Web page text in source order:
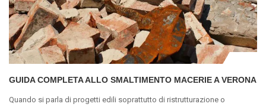
GUIDA COMPLETA ALLO SMALTIMENTO MACERIE A VERONA
Quando si parla di progetti edili soprattutto di ristrutturazione o